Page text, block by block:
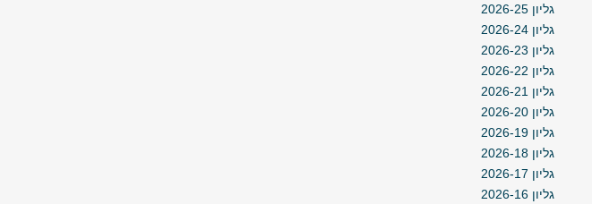
גליון 2026-25
גליון 2026-24
גליון 2026-23
גליון 2026-22
גליון 2026-21
גליון 2026-20
גליון 2026-19
גליון 2026-18
גליון 2026-17
גליון 2026-16